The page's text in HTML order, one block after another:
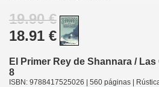
19.90 €
18.91 €
El Primer Rey de Shannara /
8
ISBN: 9788417525026 | 560 páginas |